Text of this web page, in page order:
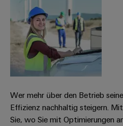
Wer mehr über den Betrieb
Effizienz nachhaltig steigern.
Sie, wo Sie mit Optimierungen